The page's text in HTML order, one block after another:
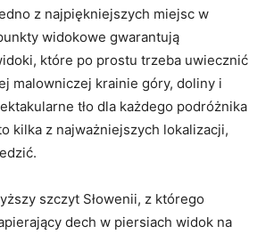
​z ⁣najpiękniejszych miejsc w
widokowe gwarantują
które po prostu trzeba uwiecznić
malowniczej krainie góry, doliny i
tło dla każdego podróżnika
kilka z najważniejszych lokalizacji,
szczyt Słowenii, z którego
dech w piersiach widok na